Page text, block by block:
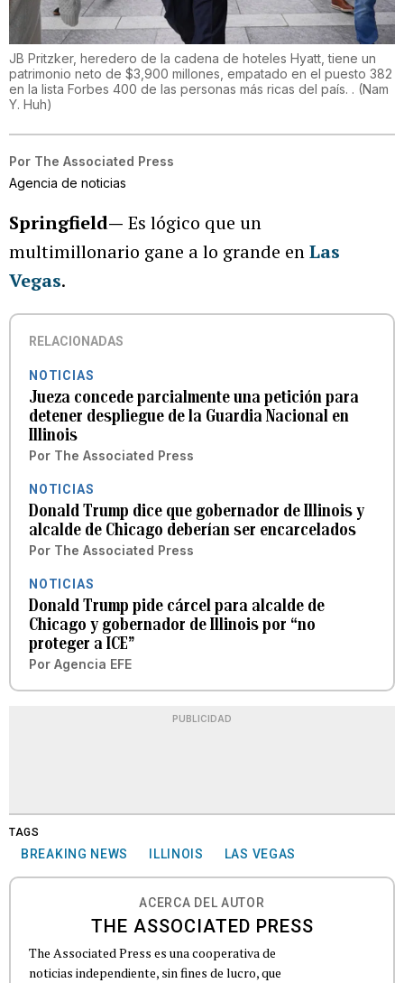
JB Pritzker, heredero de la cadena de hoteles Hyatt, tiene un
patrimonio neto de $3,900 millones, empatado en el puesto 382
en la lista Forbes 400 de las personas más ricas del país. . (Nam
Y. Huh)
Por The Associated Press
Agencia de noticias
Springfield— Es lógico que un
multimillonario gane a lo grande enLas
Vegas.
RELACIONADAS
NOTICIAS
Jueza concede parcialmente una petición para
detener despliegue de la Guardia Nacional en
Illinois
Por The Associated Press
NOTICIAS
Donald Trump dice que gobernador de Illinois y
alcalde de Chicago deberían ser encarcelados
Por The Associated Press
NOTICIAS
Donald Trump pide cárcel para alcalde de
Chicago y gobernador de Illinois por “no
proteger a ICE”
Por Agencia EFE
PUBLICIDAD
TAGS
BREAKING NEWS ILLINOIS LAS VEGAS
ACERCA DEL AUTOR
THE ASSOCIATED PRESS
The Associated Press es una cooperativa de
noticias independiente, sin fines de lucro, que